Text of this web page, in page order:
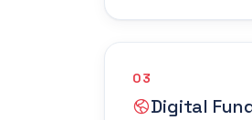
03
Digital